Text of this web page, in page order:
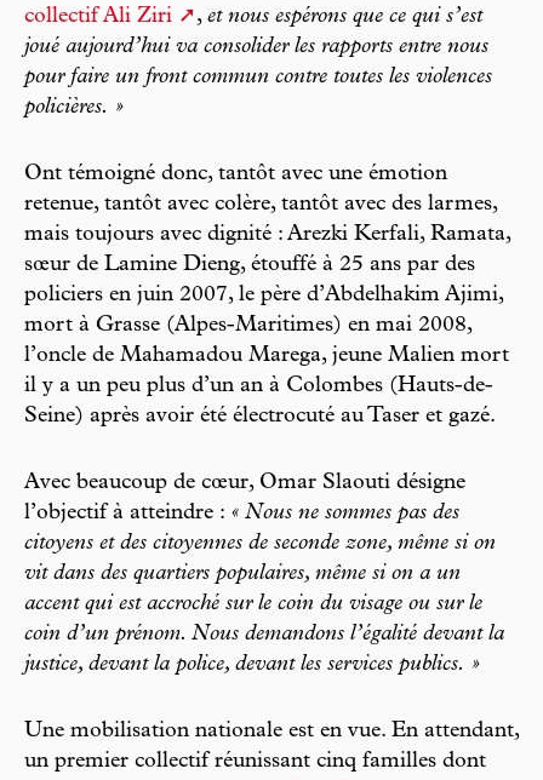
collectif Ali Ziri
, et nous espérons que ce qui s’est
joué aujourd’hui va consolider les rapports entre nous
pour faire un front commun contre toutes les violences
policières. »
Ont témoigné donc, tantôt avec une émotion
retenue, tantôt avec colère, tantôt avec des larmes,
mais toujours avec dignité : Arezki Kerfali, Ramata,
sœur de Lamine Dieng, étouffé à 25 ans par des
policiers en juin 2007, le père d’Abdelhakim Ajimi,
mort à Grasse (Alpes-Maritimes) en mai 2008,
l’oncle de Mahamadou Marega, jeune Malien mort
il y a un peu plus d’un an à Colombes (Hauts-de-
Seine) après avoir été électrocuté au Taser et gazé.
Avec beaucoup de cœur, Omar Slaouti désigne
l’objectif à atteindre : « Nous ne sommes pas des
citoyens et des citoyennes de seconde zone, même si on
vit dans des quartiers populaires, même si on a un
accent qui est accroché sur le coin du visage ou sur le
coin d’un prénom. Nous demandons l’égalité devant la
justice, devant la police, devant les services publics. »
Une mobilisation nationale est en vue. En attendant,
un premier collectif réunissant cinq familles dont